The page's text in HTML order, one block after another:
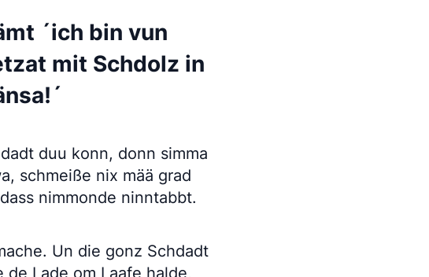
´ich bin vun
mit Schdolz in
duu konn, donn simma
schmeiße nix mää grad
nimmonde ninntabbt.
Un die gonz Schdadt
Lade om Laafe halde,